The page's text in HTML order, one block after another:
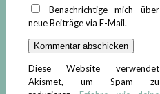
Benachrichtige mich über
neue Beiträge via E-Mail.
Diese Website verwendet
Akismet, um Spam zu